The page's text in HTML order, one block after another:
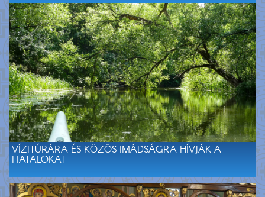
VÍZITÚRÁRA ÉS KÖZÖS IMÁDSÁGRA HÍVJÁK A
FIATALOKAT